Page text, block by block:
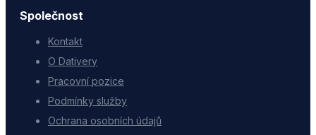
Společnost
Kontakt
O Dativery
Pracovní pozice
Podmínky služby
Ochrana osobních údajů